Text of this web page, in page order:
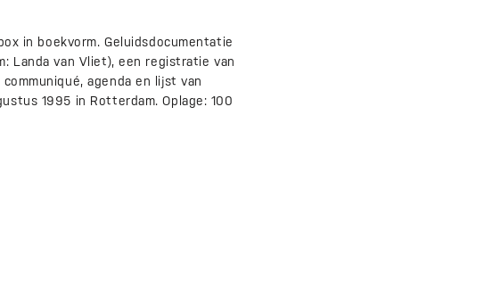
in boekvorm. Geluidsdocumentatie
Landa van Vliet), een registratie van
agenda en lijst van
1995 in Rotterdam. Oplage: 100